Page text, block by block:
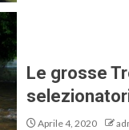
Le grosse
Aprile 4, 2020